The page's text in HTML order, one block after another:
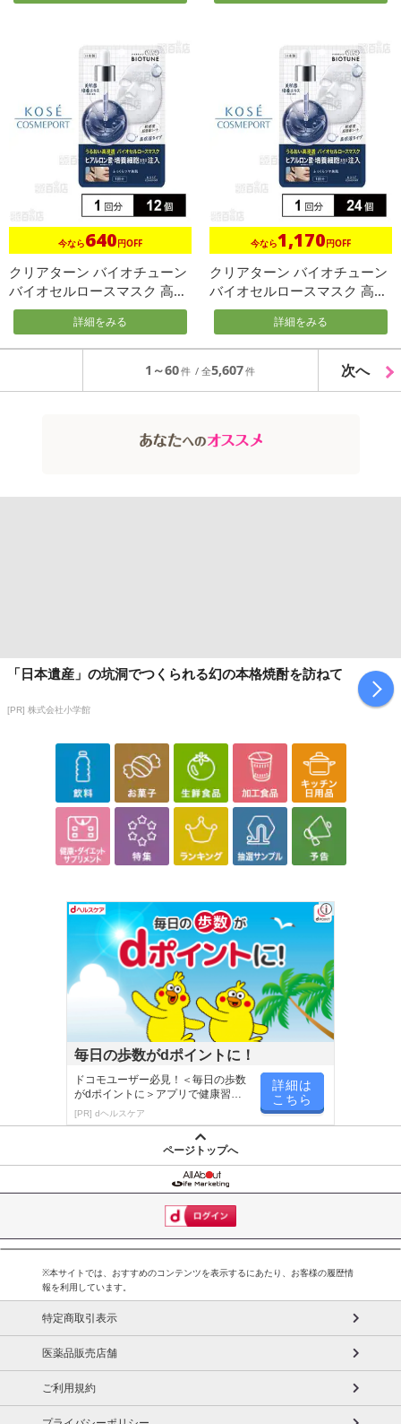
今なら640円OFF
クリアターン バイオチューン
バイオセルロースマスク 高保
湿...
詳細をみる
今なら1,170円OFF
クリアターン バイオチューン
バイオセルロースマスク 高保
湿...
詳細をみる
1～60 5,607 次へ
「日本遺産」の坑洞でつくられる幻の本格焼酎を訪ねて
[PR] 株式会社小学館
毎日の歩数がdポイントに！
ドコモユーザー必見！＜毎日の歩数
がdポイントに＞アプリで健康習慣
が楽しく続く
[PR] dヘルスケア
詳細は
こちら
ページトップへ
※本サイトでは、おすすめのコンテンツを表示するにあたり、お客様の履歴情
報を利用しています。
特定商取引表示
医薬品販売店舗
ご利用規約